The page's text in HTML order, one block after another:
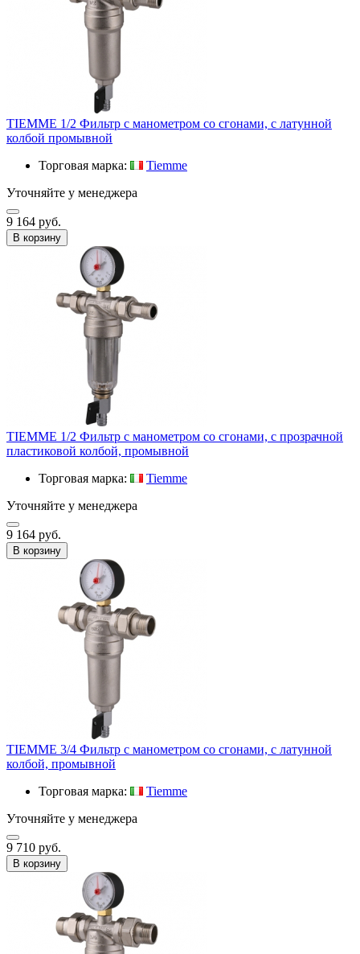
TIEMME 1/2 Фильтр с манометром со сгонами, с латунной
колбой промывной
Торговая марка:
Tiemme
Уточняйте у менеджера
9 164 руб.
В корзину
TIEMME 1/2 Фильтр с манометром со сгонами, с прозрачной
пластиковой колбой, промывной
Торговая марка:
Tiemme
Уточняйте у менеджера
9 164 руб.
В корзину
TIEMME 3/4 Фильтр с манометром со сгонами, с латунной
колбой, промывной
Торговая марка:
Tiemme
Уточняйте у менеджера
9 710 руб.
В корзину